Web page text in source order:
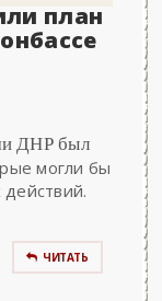
план
ДНР был
могли бы
ЧИТАТЬ